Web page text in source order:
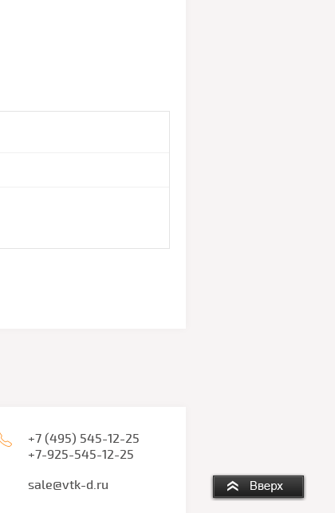
+7 (495) 545-12-25
+7-925-545-12-25
sale@vtk-d.ru